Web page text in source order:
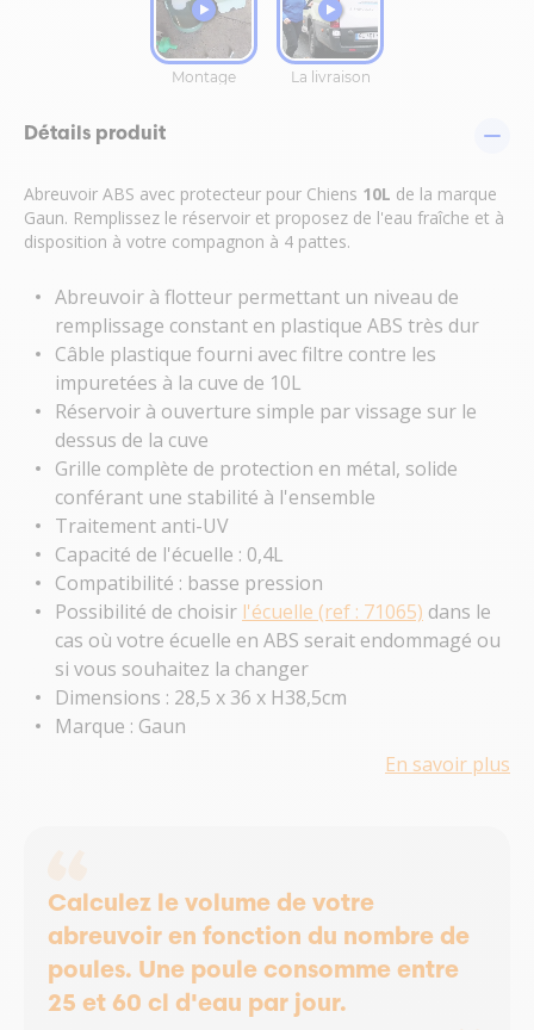
Détails produit
Abreuvoir ABS avec protecteur pour Chiens 10L de la marque
Gaun. Remplissez le réservoir et proposez de l'eau fraîche et à
disposition à votre compagnon à 4 pattes.
Abreuvoir à flotteur permettant un niveau de
remplissage constant en plastique ABS très dur
Câble plastique fourni avec filtre contre les
impuretées à la cuve de 10L
Réservoir à ouverture simple par vissage sur le
dessus de la cuve
Grille complète de protection en métal, solide
conférant une stabilité à l'ensemble
Traitement anti-UV
Capacité de l'écuelle : 0,4L
Compatibilité : basse pression
Possibilité de choisir l'écuelle (ref : 71065) dans le
cas où votre écuelle en ABS serait endommagé ou
si vous souhaitez la changer
Dimensions : 28,5 x 36 x H38,5cm
Marque : Gaun
En savoir plus
Calculez le volume de votre
abreuvoir en fonction du nombre de
poules. Une poule consomme entre
25 et 60 cl d'eau par jour.